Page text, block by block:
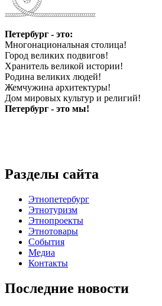
Петербург - это:
Многонациональная столица!
Город великих подвигов!
Хранитель великой истории!
Родина великих людей!
Жемчужина архитектуры!
Дом мировых культур и религий!
Петербург - это мы!
Разделы сайта
Этнопетербург
Этнотуризм
Этнопроекты
Этнотовары
События
Медиа
Контакты
Последние новости